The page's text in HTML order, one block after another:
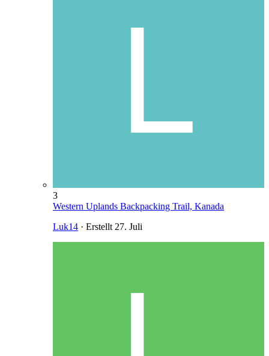
3
Western Uplands Backpacking Trail, Kanada
Luk14 · Erstellt 27. Juli